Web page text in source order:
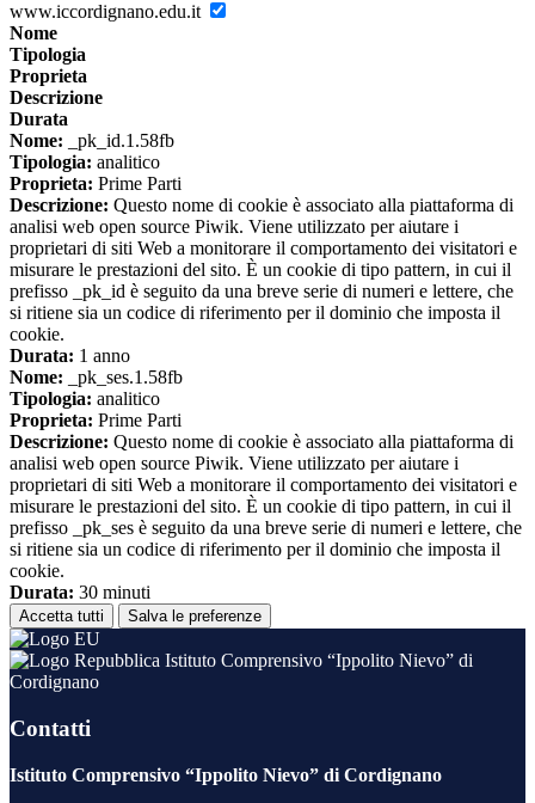
www.iccordignano.edu.it
Nome
Tipologia
Proprieta
Descrizione
Durata
Nome: _pk_id.1.58fb
Tipologia: analitico
Proprieta: Prime Parti
Descrizione: Questo nome di cookie è associato alla piattaforma di
analisi web open source Piwik. Viene utilizzato per aiutare i
proprietari di siti Web a monitorare il comportamento dei visitatori e
misurare le prestazioni del sito. È un cookie di tipo pattern, in cui il
prefisso _pk_id è seguito da una breve serie di numeri e lettere, che
si ritiene sia un codice di riferimento per il dominio che imposta il
cookie.
Durata: 1 anno
Nome: _pk_ses.1.58fb
Tipologia: analitico
Proprieta: Prime Parti
Descrizione: Questo nome di cookie è associato alla piattaforma di
analisi web open source Piwik. Viene utilizzato per aiutare i
proprietari di siti Web a monitorare il comportamento dei visitatori e
misurare le prestazioni del sito. È un cookie di tipo pattern, in cui il
prefisso _pk_ses è seguito da una breve serie di numeri e lettere, che
si ritiene sia un codice di riferimento per il dominio che imposta il
cookie.
Durata: 30 minuti
Accetta tutti Salva le preferenze
Istituto Comprensivo “Ippolito Nievo” di
Cordignano
Contatti
Istituto Comprensivo “Ippolito Nievo” di Cordignano